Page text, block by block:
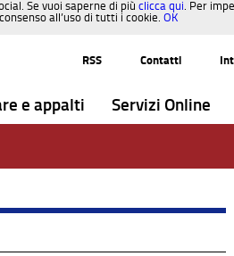
Se vuoi saperne di più clicca qui. Per
all’uso di tutti i cookie. OK
RSS
Contatti
e appalti Servizi Online